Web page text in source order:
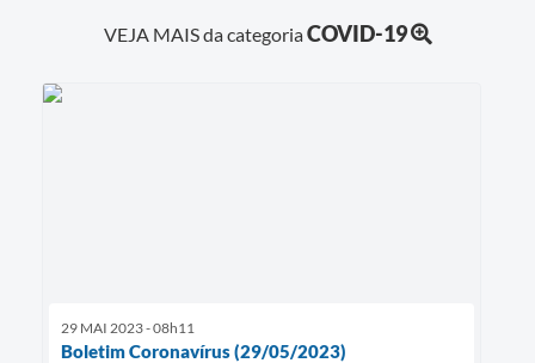
VEJA MAIS da categoriaCOVID-19
29 MAI 2023 - 08h11
Boletim Coronavírus (29/05/2023)